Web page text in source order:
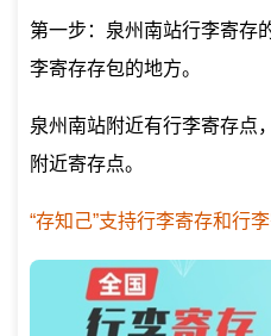
第一步：泉州南站行李寄存
李寄存存包的地方。
泉州南站附近有行李寄存点
附近寄存点。
“存知己”支持行李寄存和行李